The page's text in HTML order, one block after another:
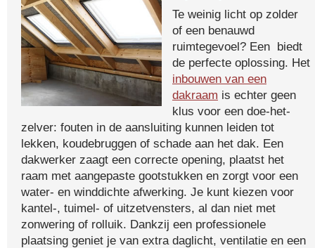
Te weinig licht op zolder
of een benauwd
ruimtegevoel? Een biedt
de perfecte oplossing. Het
inbouwen van een
dakraam is echter geen
klus voor een doe-het-
zelver: fouten in de aansluiting kunnen leiden tot
lekken, koudebruggen of schade aan het dak. Een
dakwerker zaagt een correcte opening, plaatst het
raam met aangepaste gootstukken en zorgt voor een
water- en winddichte afwerking. Je kunt kiezen voor
kantel-, tuimel- of uitzetvensters, al dan niet met
zonwering of rolluik. Dankzij een professionele
plaatsing geniet je van extra daglicht, ventilatie en een